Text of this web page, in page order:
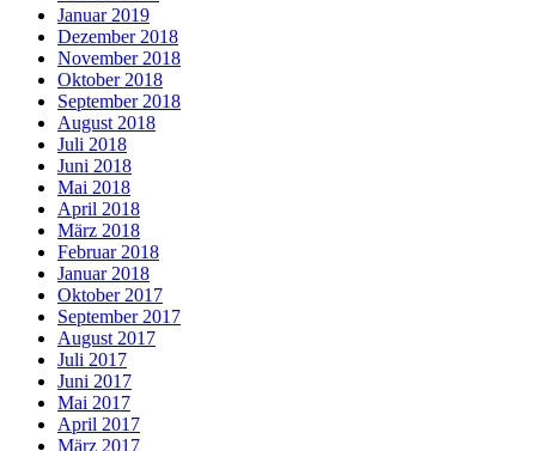
Januar 2019
Dezember 2018
November 2018
Oktober 2018
September 2018
August 2018
Juli 2018
Juni 2018
Mai 2018
April 2018
März 2018
Februar 2018
Januar 2018
Oktober 2017
September 2017
August 2017
Juli 2017
Juni 2017
Mai 2017
April 2017
März 2017